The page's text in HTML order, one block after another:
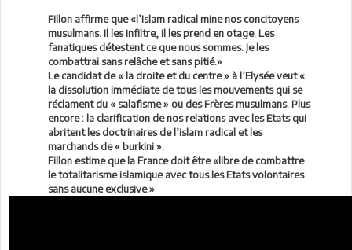
Fillon affirme que «l’Islam radical mine nos concitoyens
musulmans. Il les infiltre, il les prend en otage. Les
fanatiques détestent ce que nous sommes. Je les
combattrai sans relâche et sans pitié.»
Le candidat de « la droite et du centre » à l’Elysée veut «
la dissolution immédiate de tous les mouvements qui se
réclament du « salafisme » ou des Frères musulmans. Plus
encore : la clarification de nos relations avec les Etats qui
abritent les doctrinaires de l’islam radical et les
marchands de « burkini ».
Fillon estime que la France doit être «libre de combattre
le totalitarisme islamique avec tous les Etats volontaires
sans aucune exclusive.»